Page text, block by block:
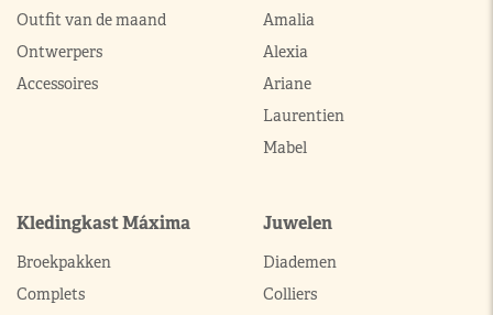
Outfit van de maand
Ontwerpers
Accessoires
Amalia
Alexia
Ariane
Laurentien
Mabel
Kledingkast Máxima
Broekpakken
Complets
Juwelen
Diademen
Colliers